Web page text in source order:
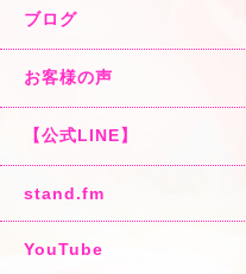
ブログ
お客様の声
【公式LINE】
stand.fm
YouTube